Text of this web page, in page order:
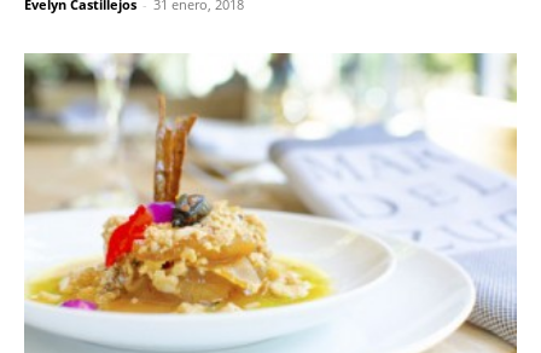
Evelyn Castillejos - 31 enero, 2018